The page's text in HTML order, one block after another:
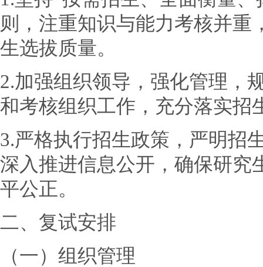
则，注重知识与能力考核并重
生选拔质量。
2.加强组织领导，强化管理，
和考核组织工作，充分落实招
3.严格执行招生政策，严明招
深入推进信息公开，确保研究
平公正。
二、复试安排
（一）组织管理